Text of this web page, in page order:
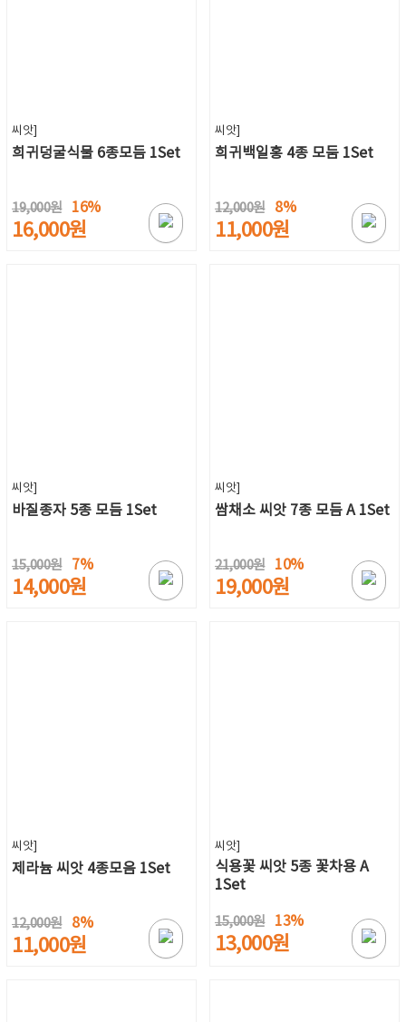
씨앗]
희귀덩굴식물 6종모듬 1Set
19,000원 16%
16,000원
씨앗]
희귀백일홍 4종 모둠 1Set
12,000원 8%
11,000원
씨앗]
바질종자 5종 모듬 1Set
15,000원 7%
14,000원
씨앗]
쌈채소 씨앗 7종 모듬 A 1Set
21,000원 10%
19,000원
씨앗]
제라늄 씨앗 4종모음 1Set
12,000원 8%
11,000원
씨앗]
식용꽃 씨앗 5종 꽃차용 A
1Set
15,000원 13%
13,000원